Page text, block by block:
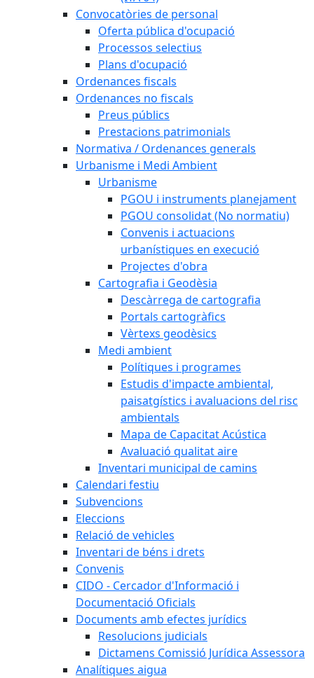
Convocatòries de personal
Oferta pública d'ocupació
Processos selectius
Plans d'ocupació
Ordenances fiscals
Ordenances no fiscals
Preus públics
Prestacions patrimonials
Normativa / Ordenances generals
Urbanisme i Medi Ambient
Urbanisme
PGOU i instruments planejament
PGOU consolidat (No normatiu)
Convenis i actuacions
urbanístiques en execució
Projectes d'obra
Cartografia i Geodèsia
Descàrrega de cartografia
Portals cartogràfics
Vèrtexs geodèsics
Medi ambient
Polítiques i programes
Estudis d'impacte ambiental,
paisatgístics i avaluacions del risc
ambientals
Mapa de Capacitat Acústica
Avaluació qualitat aire
Inventari municipal de camins
Calendari festiu
Subvencions
Eleccions
Relació de vehicles
Inventari de béns i drets
Convenis
CIDO - Cercador d'Informació i
Documentació Oficials
Documents amb efectes jurídics
Resolucions judicials
Dictamens Comissió Jurídica Assessora
Analítiques aigua